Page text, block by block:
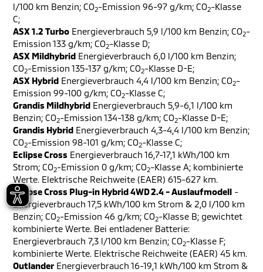
l/100 km Benzin; CO2-Emission 96-97 g/km; CO2-Klasse
C;
ASX 1.2 Turbo Energieverbrauch 5,9 l/100 km Benzin; CO2-
Emission 133 g/km; CO2-Klasse D;
ASX Mildhybrid Energieverbrauch 6,0 l/100 km Benzin;
CO2-Emission 135-137 g/km; CO2-Klasse D-E;
ASX Hybrid Energieverbrauch 4,4 l/100 km Benzin; CO2-
Emission 99-100 g/km; CO2-Klasse C;
Grandis Mildhybrid Energieverbrauch 5,9-6,1 l/100 km
Benzin; CO2-Emission 134-138 g/km; CO2-Klasse D-E;
Grandis Hybrid Energieverbrauch 4,3-4,4 l/100 km Benzin;
CO2-Emission 98-101 g/km; CO2-Klasse C;
Eclipse Cross Energieverbrauch 16,7-17,1 kWh/100 km
Strom; CO2-Emission 0 g/km; CO2-Klasse A; kombinierte
Werte. Elektrische Reichweite (EAER) 615-627 km.
Eclipse Cross Plug-in Hybrid 4WD 2.4 - Auslaufmodell -
Energieverbrauch 17,5 kWh/100 km Strom & 2,0 l/100 km
Benzin; CO2-Emission 46 g/km; CO2-Klasse B; gewichtet
kombinierte Werte. Bei entladener Batterie:
Energieverbrauch 7,3 l/100 km Benzin; CO2-Klasse F;
kombinierte Werte. Elektrische Reichweite (EAER) 45 km.
Outlander Energieverbrauch 16-19,1 kWh/100 km Strom &